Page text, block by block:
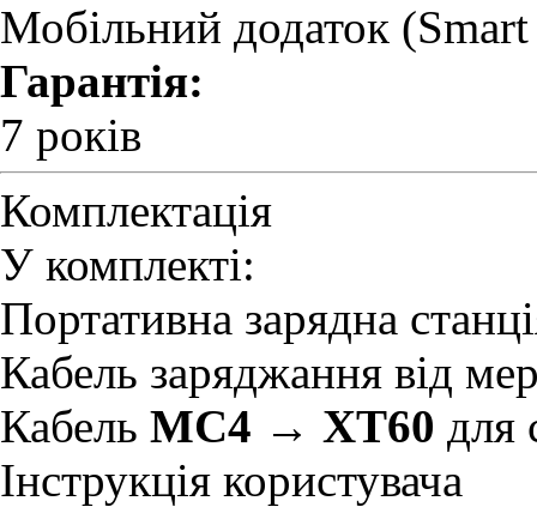
Мобільний додаток
Гарантія:
7 років
Комплектація
У комплекті:
Портативна зарядна
Кабель заряджання від
Кабель MC4 → XT60 для
Інструкція користувача